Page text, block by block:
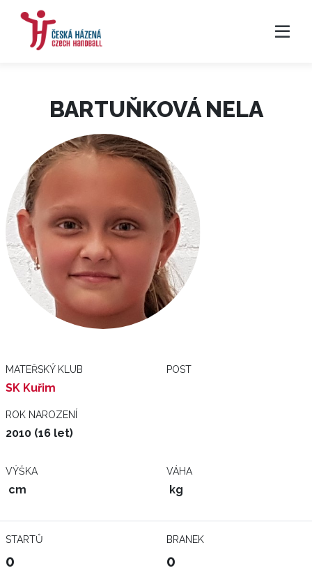
BARTUŇKOVÁ NELA
MATEŘSKÝ KLUB
SK Kuřim
POST
ROK NAROZENÍ
2010 (16 let)
VÝŠKA
cm
VÁHA
kg
STARTŮ
0
BRANEK
0